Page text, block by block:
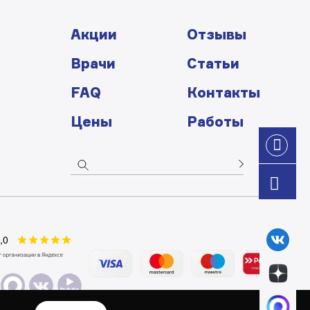
Акции
Врачи
FAQ
Цены
Отзывы
Статьи
Контакты
Работы